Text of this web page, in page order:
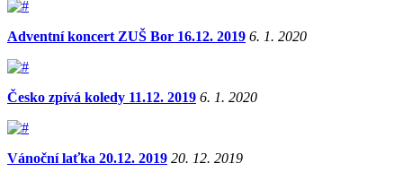
Adventní koncert ZUŠ Bor 16.12. 2019 6. 1. 2020
Česko zpívá koledy 11.12. 2019 6. 1. 2020
Vánoční laťka 20.12. 2019 20. 12. 2019